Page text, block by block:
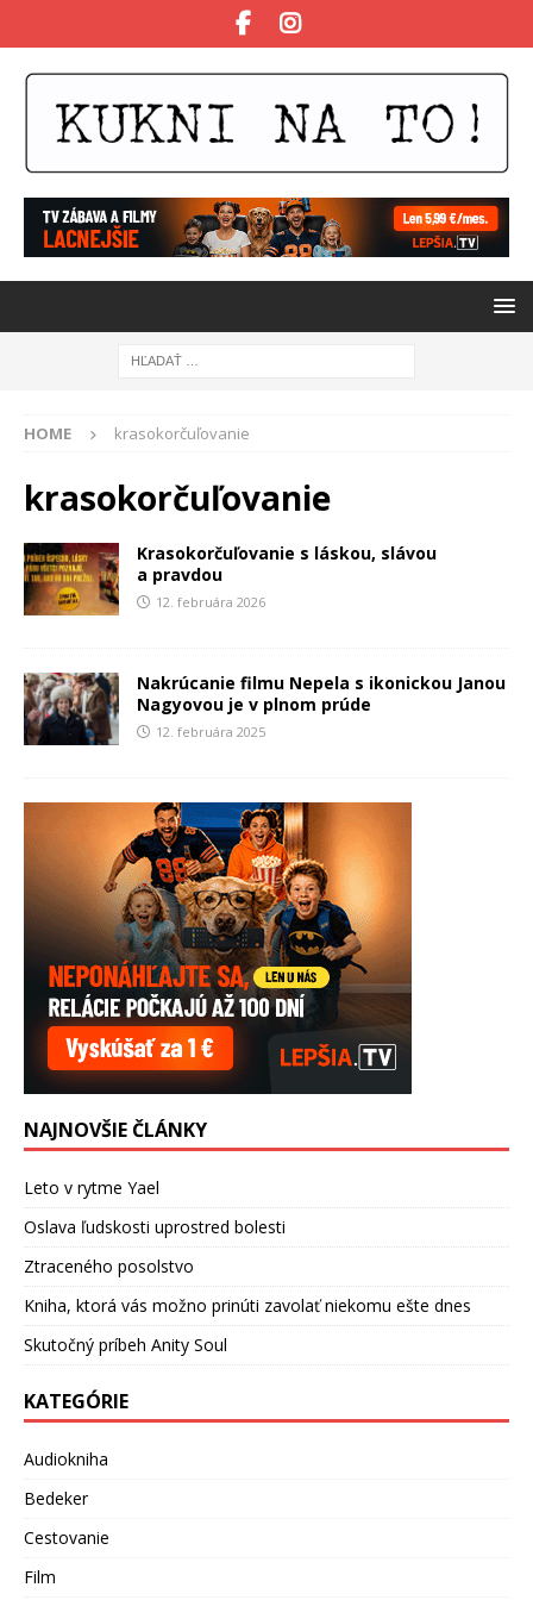
HOME krasokorčuľovanie
krasokorčuľovanie
Krasokorčuľovanie s láskou, slávou
a pravdou
12. februára 2026
Nakrúcanie filmu Nepela s ikonickou Janou
Nagyovou je v plnom prúde
12. februára 2025
NAJNOVŠIE ČLÁNKY
Leto v rytme Yael
Oslava ľudskosti uprostred bolesti
Ztraceného posolstvo
Kniha, ktorá vás možno prinúti zavolať niekomu ešte dnes
Skutočný príbeh Anity Soul
KATEGÓRIE
Audiokniha
Bedeker
Cestovanie
Film